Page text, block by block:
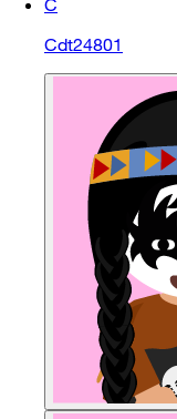
C
Cdt24801